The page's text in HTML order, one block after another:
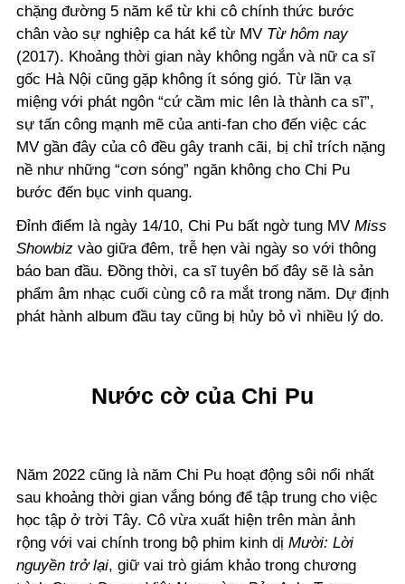
chặng đường 5 năm kể từ khi cô chính thức bước
chân vào sự nghiệp ca hát kể từ MV Từ hôm nay
(2017). Khoảng thời gian này không ngắn và nữ ca sĩ
gốc Hà Nội cũng gặp không ít sóng gió. Từ lần vạ
miệng với phát ngôn “cứ cầm mic lên là thành ca sĩ”,
sự tấn công mạnh mẽ của anti-fan cho đến việc các
MV gần đây của cô đều gây tranh cãi, bị chỉ trích nặng
nề như những “cơn sóng” ngăn không cho Chi Pu
bước đến bục vinh quang.
Đỉnh điểm là ngày 14/10, Chi Pu bất ngờ tung MV Miss
Showbiz vào giữa đêm, trễ hẹn vài ngày so với thông
báo ban đầu. Đồng thời, ca sĩ tuyên bố đây sẽ là sản
phẩm âm nhạc cuối cùng cô ra mắt trong năm. Dự định
phát hành album đầu tay cũng bị hủy bỏ vì nhiều lý do.
Nước cờ của Chi Pu
Năm 2022 cũng là năm Chi Pu hoạt động sôi nổi nhất
sau khoảng thời gian vắng bóng để tập trung cho việc
học tập ở trời Tây. Cô vừa xuất hiện trên màn ảnh
rộng với vai chính trong bộ phim kinh dị Mười: Lời
nguyền trở lại, giữ vai trò giám khảo trong chương